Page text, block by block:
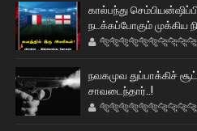
கால்பந்து
நடக்கப்போகும் முக்கிய
நவகமுவ துப்பாக்கிச்
சாவடைந்தார்..!